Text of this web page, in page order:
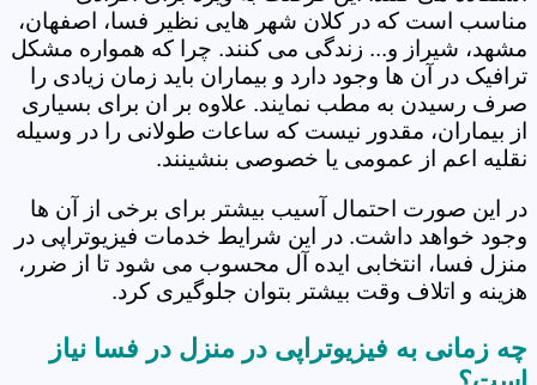
مناسب است که در کلان شهر هایی نظیر فسا، اصفهان،
مشهد، شیراز و... زندگی می کنند. چرا که همواره مشکل
ترافیک در آن ها وجود دارد و بیماران باید زمان زیادی را
صرف رسیدن به مطب نمایند. علاوه بر ان برای بسیاری
از بیماران، مقدور نیست که ساعات طولانی را در وسیله
نقلیه اعم از عمومی یا خصوصی بنشینند.
در این صورت احتمال آسیب بیشتر برای برخی از آن ها
وجود خواهد داشت. در این شرایط خدمات فیزیوتراپی در
منزل فسا، انتخابی ایده آل محسوب می شود تا از ضرر،
هزینه و اتلاف وقت بیشتر بتوان جلوگیری کرد.
چه زمانی به فیزیوتراپی در منزل در فسا نیاز